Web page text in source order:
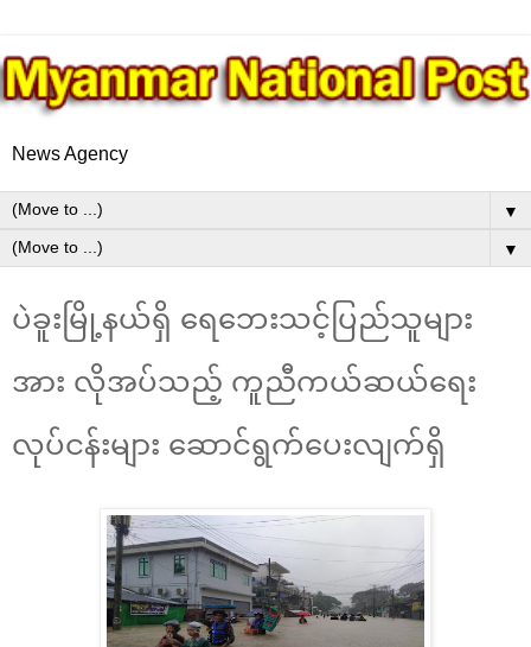
News Agency
▼
▼
ပဲခူးမြို့နယ်ရှိ ရေဘေးသင့်ပြည်သူများ
အား လိုအပ်သည့် ကူညီကယ်ဆယ်ရေး
လုပ်ငန်းများ ဆောင်ရွက်ပေးလျက်ရှိ